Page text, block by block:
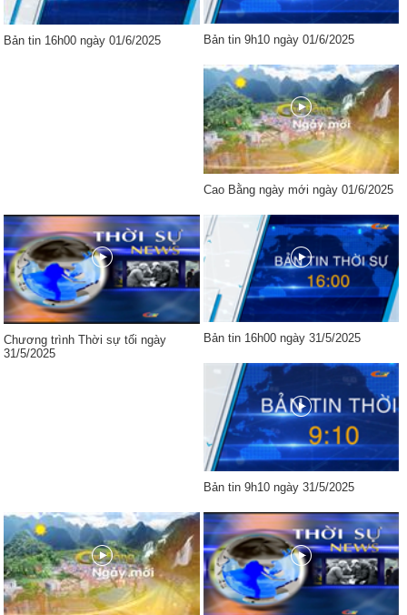
Bản tin 16h00 ngày 01/6/2025 Bản tin 9h10 ngày 01/6/2025
Cao Bằng ngày mới ngày 01/6/2025
Chương trình Thời sự tối ngày
31/5/2025
Bản tin 16h00 ngày 31/5/2025
Bản tin 9h10 ngày 31/5/2025